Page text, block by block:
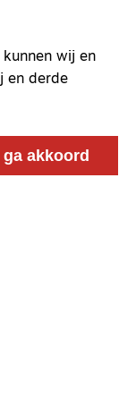
wij en
en derde
ga akkoord